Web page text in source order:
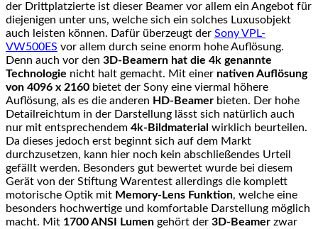
der Drittplatzierte ist dieser Beamer vor allem ein Angebot für
diejenigen unter uns, welche sich ein solches Luxusobjekt
auch leisten können. Dafür überzeugt der Sony VPL-
VW500ES vor allem durch seine enorm hohe Auflösung.
Denn auch vor den 3D-Beamern hat die 4k genannte
Technologie nicht halt gemacht. Mit einer nativen Auflösung
von 4096 x 2160 bietet der Sony eine viermal höhere
Auflösung, als es die anderen HD-Beamer bieten. Der hohe
Detailreichtum in der Darstellung lässt sich natürlich auch
nur mit entsprechendem 4k-Bildmaterial wirklich beurteilen.
Da dieses jedoch erst beginnt sich auf dem Markt
durchzusetzen, kann hier noch kein abschließendes Urteil
gefällt werden. Besonders gut bewertet wurde bei diesem
Gerät von der Stiftung Warentest allerdings die komplett
motorische Optik mit Memory-Lens Funktion, welche eine
besonders hochwertige und komfortable Darstellung möglich
macht. Mit 1700 ANSI Lumen gehört der 3D-Beamer zwar